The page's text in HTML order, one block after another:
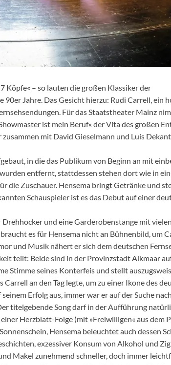
Köpfe« – so lauten die großen Klassiker der
Jahre. Das Gesicht hierzu: Rudi Carrell, ein
Für das Staatstheater Mainz
ist mein Beruf« der Vita des großen
zusammen mit David Gieselmann und Luis
in die das Publikum von Beginn an mit
entfernt, stattdessen stehen dort wie in
die Zuschauer. Hensema bringt Getränke und
Schauspieler ist es das Debut auf einer
und eine Garderobenstange mit
es für Hensema nicht an Bühnenbild, um
und Musik nähert er sich dem deutschen
teilt: Beide sind in der Provinzstadt Alkmaar
Stimme seines Konterfeis und stellt
an den Tag legte, um zu einer Ikone des
Erfolg aus, immer war er auf der Suche
titelgebende Song darf in der Aufführung
Herzblatt-Folge (mit »Freiwilligen« aus dem
Hensema beleuchtet auch dessen
exzessiver Konsum von Alkohol und
Makel zunehmend schneller, doch immer